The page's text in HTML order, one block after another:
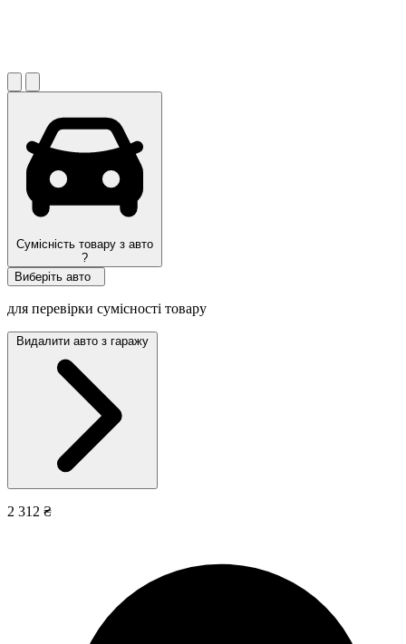
Сумісність товару з авто
?
Виберіть авто
для перевірки сумісності товару
Видалити авто з гаражу
2 312 ₴